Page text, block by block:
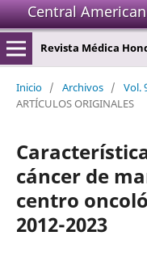
Central
Revista Médica
Inicio / Archivos / Vol.
ARTÍCULOS ORIGINALES
cáncer de
centro
2012-2023